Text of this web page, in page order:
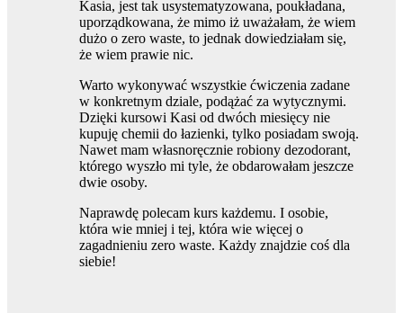
Kasia, jest tak usystematyzowana, poukładana,
uporządkowana, że mimo iż uważałam, że wiem
dużo o zero waste, to jednak dowiedziałam się,
że wiem prawie nic.
Warto wykonywać wszystkie ćwiczenia zadane
w konkretnym dziale, podążać za wytycznymi.
Dzięki kursowi Kasi od dwóch miesięcy nie
kupuję chemii do łazienki, tylko posiadam swoją.
Nawet mam własnoręcznie robiony dezodorant,
którego wyszło mi tyle, że obdarowałam jeszcze
dwie osoby.
Naprawdę polecam kurs każdemu. I osobie,
która wie mniej i tej, która wie więcej o
zagadnieniu zero waste. Każdy znajdzie coś dla
siebie!